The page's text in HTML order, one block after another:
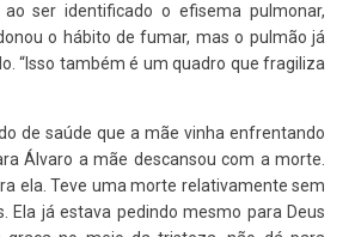
ser identificado o efisema pulmonar,
o hábito de fumar, mas o pulmão já
“Isso também é um quadro que fragiliza
de saúde que a mãe vinha enfrentando
Álvaro a mãe descansou com a morte.
ela. Teve uma morte relativamente sem
Ela já estava pedindo mesmo para Deus